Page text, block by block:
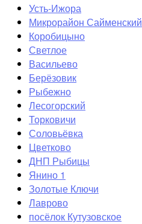
Усть-Ижора
Микрорайон Сайменский
Коробицыно
Светлое
Васильево
Берёзовик
Рыбежно
Лесогорский
Торковичи
Соловьёвка
Цветково
ДНП Рыбицы
Янино 1
Золотые Ключи
Лаврово
посёлок Кутузовское